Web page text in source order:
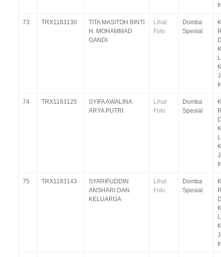
73 TRX1183130
TITA MASITOH BINTI
H. MOHAMMAD
GANDI
Lihat
Foto
Domba
Spesial
74 TRX1183125
SYIFA AWALINA
ARYA PUTRI
Lihat
Foto
Domba
Spesial
75 TRX1183143
SYARIFUDDIN
ANSHARI DAN
KELUARGA
Lihat
Foto
Domba
Spesial